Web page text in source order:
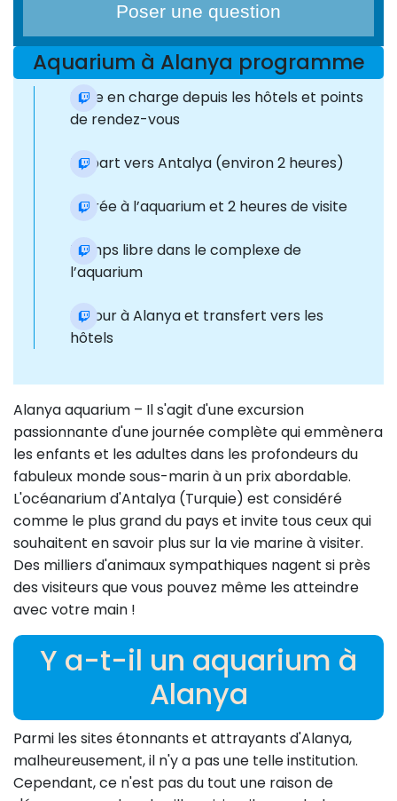
Poser une question
Aquarium à Alanya programme
Prise en charge depuis les hôtels et points
de rendez-vous
Départ vers Antalya (environ 2 heures)
Entrée à l’aquarium et 2 heures de visite
Temps libre dans le complexe de
l’aquarium
Retour à Alanya et transfert vers les
hôtels
Alanya aquarium – Il s'agit d'une excursion
passionnante d'une journée complète qui emmènera
les enfants et les adultes dans les profondeurs du
fabuleux monde sous-marin à un prix abordable.
L'océanarium d'Antalya (Turquie) est considéré
comme le plus grand du pays et invite tous ceux qui
souhaitent en savoir plus sur la vie marine à visiter.
Des milliers d'animaux sympathiques nagent si près
des visiteurs que vous pouvez même les atteindre
avec votre main !
Y a-t-il un aquarium à
Alanya
Parmi les sites étonnants et attrayants d'Alanya,
malheureusement, il n'y a pas une telle institution.
Cependant, ce n'est pas du tout une raison de